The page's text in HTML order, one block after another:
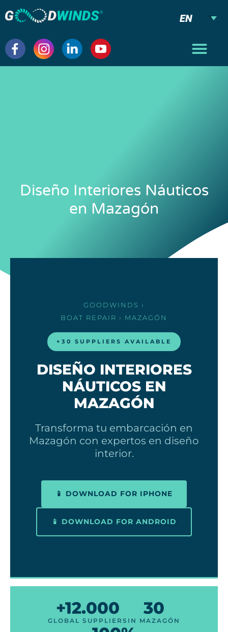
EN
Diseño Interiores Náuticos
en Mazagón
GOODWINDS ›
BOAT REPAIR › MAZAGÓN
+30 SUPPLIERS AVAILABLE
DISEÑO INTERIORES
NÁUTICOS EN
MAZAGÓN
Transforma tu embarcación en
Mazagón con expertos en diseño
interior.
📱 DOWNLOAD FOR IPHONE
📱 DOWNLOAD FOR ANDROID
+12.000
GLOBAL SUPPLIERS
30
IN MAZAGÓN